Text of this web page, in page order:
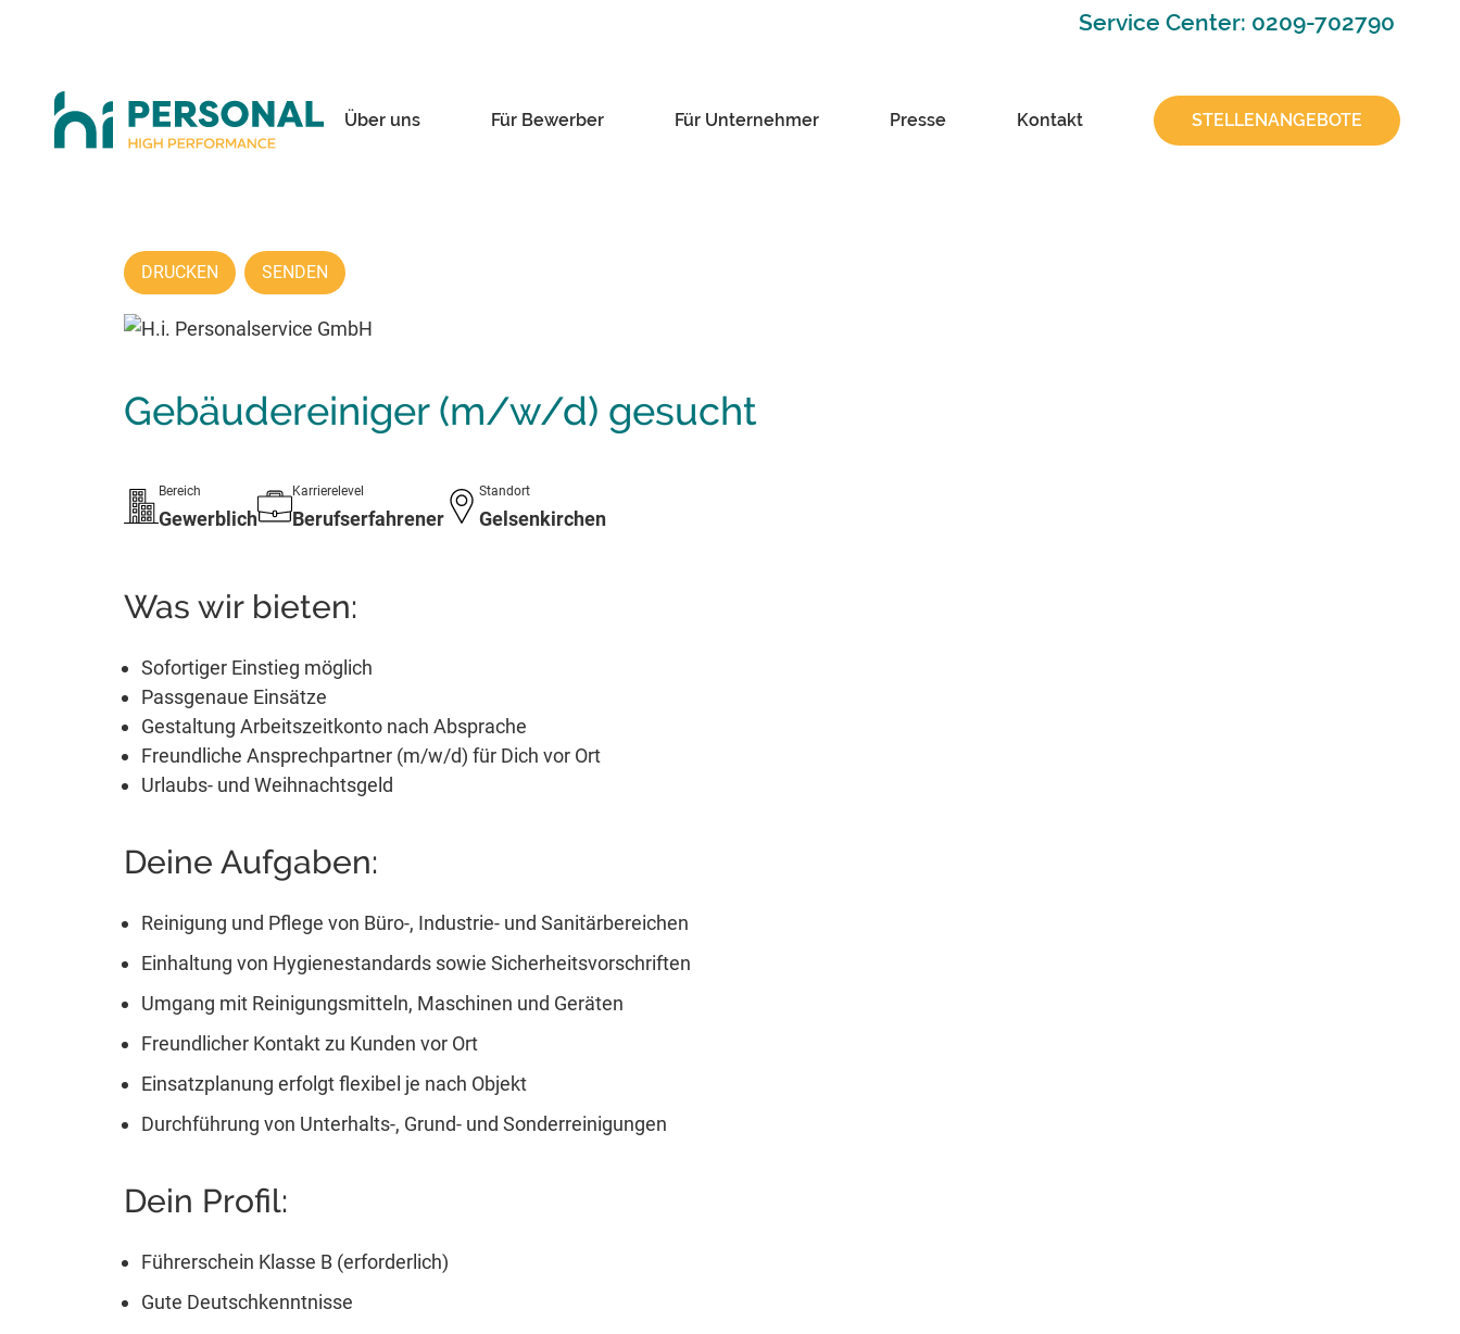
Service Center: 0209-702790
Über uns Für Bewerber Für Unternehmer Presse Kontakt STELLENANGEBOTE
DRUCKEN SENDEN
Gebäudereiniger (m/w/d) gesucht
Bereich
Gewerblich
Karrierelevel
Berufserfahrener
Standort
Gelsenkirchen
Was wir bieten:
Sofortiger Einstieg möglich
Passgenaue Einsätze
Gestaltung Arbeitszeitkonto nach Absprache
Freundliche Ansprechpartner (m/w/d) für Dich vor Ort
Urlaubs- und Weihnachtsgeld
Deine Aufgaben:
Reinigung und Pflege von Büro-, Industrie- und Sanitärbereichen
Einhaltung von Hygienestandards sowie Sicherheitsvorschriften
Umgang mit Reinigungsmitteln, Maschinen und Geräten
Freundlicher Kontakt zu Kunden vor Ort
Einsatzplanung erfolgt flexibel je nach Objekt
Durchführung von Unterhalts-, Grund- und Sonderreinigungen
Dein Profil:
Führerschein Klasse B (erforderlich)
Gute Deutschkenntnisse